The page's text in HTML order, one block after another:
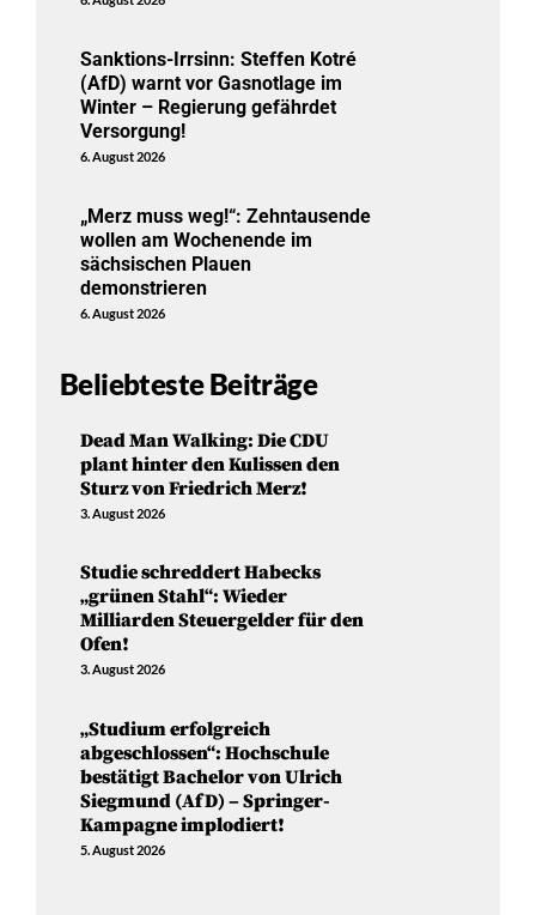
Sanktions-Irrsinn: Steffen Kotré
(AfD) warnt vor Gasnotlage im
Winter – Regierung gefährdet
Versorgung!
6. August 2026
„Merz muss weg!“: Zehntausende
wollen am Wochenende im
sächsischen Plauen
demonstrieren
6. August 2026
Beliebteste Beiträge
Dead Man Walking: Die CDU
plant hinter den Kulissen den
Sturz von Friedrich Merz!
3. August 2026
Studie schreddert Habecks
„grünen Stahl“: Wieder
Milliarden Steuergelder für den
Ofen!
3. August 2026
„Studium erfolgreich
abgeschlossen“: Hochschule
bestätigt Bachelor von Ulrich
Siegmund (AfD) – Springer-
Kampagne implodiert!
5. August 2026